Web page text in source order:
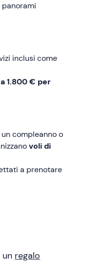
panorami
inclusi come
1.800 € per
compleanno o
voli di
a prenotare
regalo